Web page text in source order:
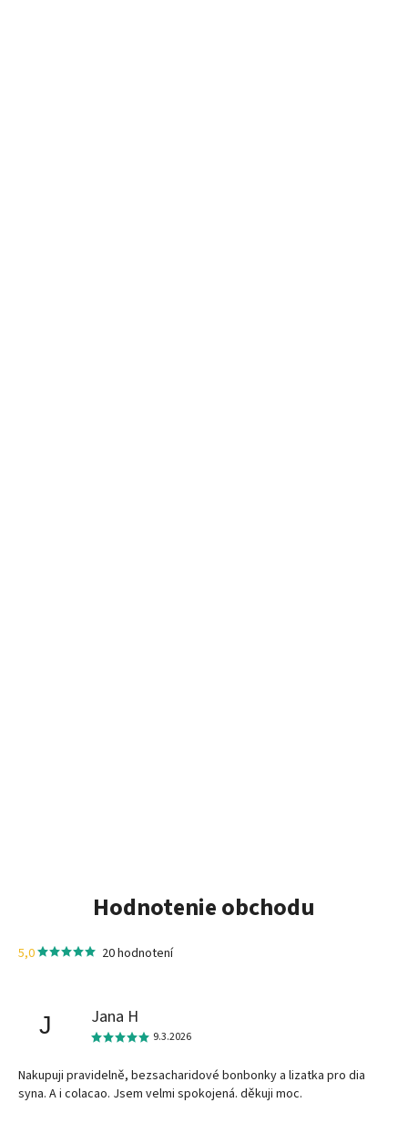
Hodnotenie obchodu
5,0 20 hodnotení
J Jana H
9.3.2026
Nakupuji pravidelně, bezsacharidové bonbonky a lizatka pro dia
syna. A i colacao. Jsem velmi spokojená. děkuji moc.